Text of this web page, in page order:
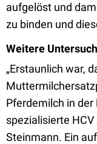
aufgelöst und
zu binden und
Weitere
„Erstaunlich war,
Pferdemilch in
spezialisierte HCV
Steinmann. Ein